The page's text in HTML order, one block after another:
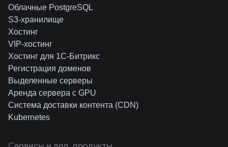
Облачные PostgreSQL
S3-хранилище
Хостинг
VIP-хостинг
Хостинг для 1C-Битрикс
Регистрация доменов
Выделенные серверы
Аренда сервера с GPU
Система доставки контента (CDN)
Kubernetes